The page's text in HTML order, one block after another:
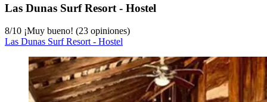
Las Dunas Surf Resort - Hostel
8/10 ¡Muy bueno! (23 opiniones)
Las Dunas Surf Resort - Hostel